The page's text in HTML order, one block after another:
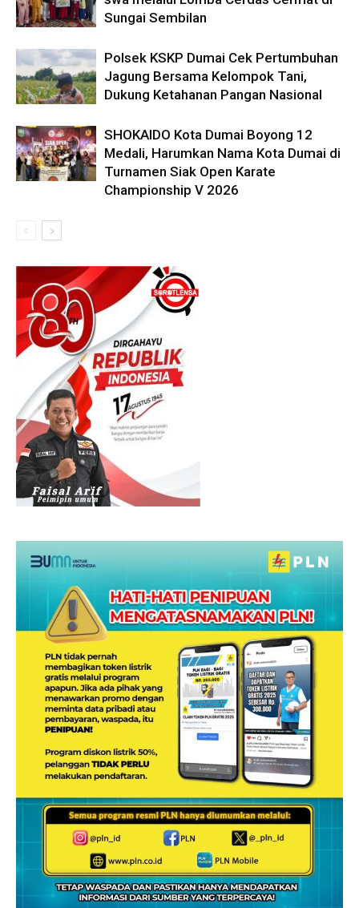
Sungai Sembilan
Polsek KSKP Dumai Cek Pertumbuhan
Jagung Bersama Kelompok Tani,
Dukung Ketahanan Pangan Nasional
SHOKAIDO Kota Dumai Boyong 12
Medali, Harumkan Nama Kota Dumai di
Turnamen Siak Open Karate
Championship V 2026